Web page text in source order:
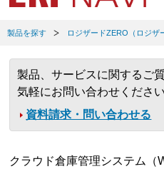
製品を探す ロジザードZERO（ロジザ
製品、サービスに関するご
気軽にお問い合わせください
資料請求・問い合わせる
クラウド倉庫管理システム（